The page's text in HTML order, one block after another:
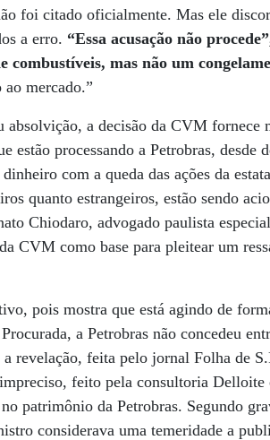
foi citado oficialmente. Mas ele
a erro. “Essa acusação não
combustíveis, mas não um
mercado.”
absolvição, a decisão da CVM fornece
estão processando a Petrobras, desde
com a queda das ações da
quanto estrangeiros, estão sendo
Chiodaro, advogado paulista
CVM como base para pleitear um
pois mostra que está agindo de
a Petrobras não concedeu
revelação, feita pelo jornal Folha de
feito pela consultoria
patrimônio da Petrobras. Segundo
considerava uma temeridade a